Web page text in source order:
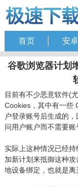
首页 安卓
谷歌浏览器计划
目前有不少恶意软件(
Cookies，其中有一些
户登录账号后生成的
问用户账户而不需要账
实际上这种情况已经
加新计划来抵御这种
地设备绑定，也就是离